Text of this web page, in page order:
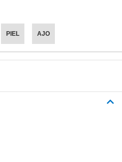
PIEL AJO